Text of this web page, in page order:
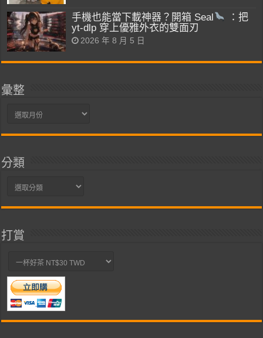
手機也能當下載神器？開箱 Seal
：把
yt-dlp 穿上優雅外衣的雙面刃
2026 年 8 月 5 日
彙整
彙
分類
分
打賞